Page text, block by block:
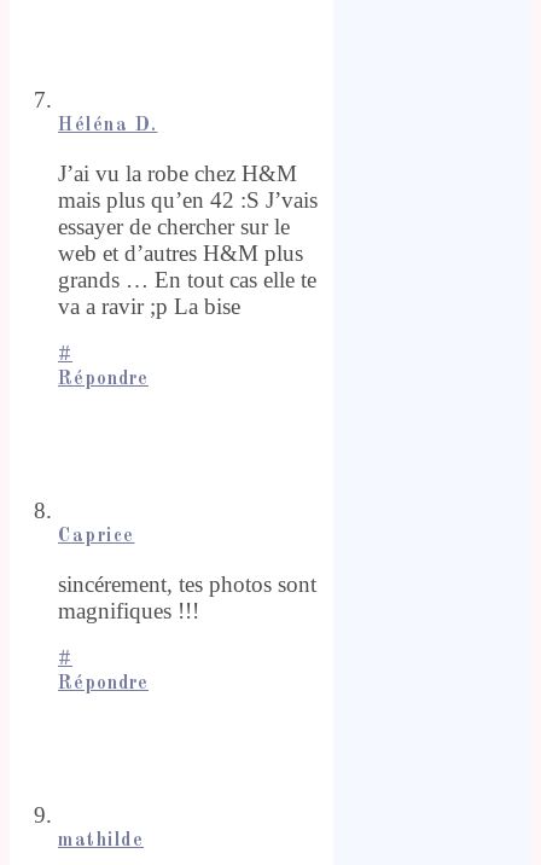
Héléna D.
J’ai vu la robe chez H&M
mais plus qu’en 42 :S J’vais
essayer de chercher sur le
web et d’autres H&M plus
grands … En tout cas elle te
va a ravir ;p La bise
#
Répondre
Caprice
sincérement, tes photos sont
magnifiques !!!
#
Répondre
mathilde